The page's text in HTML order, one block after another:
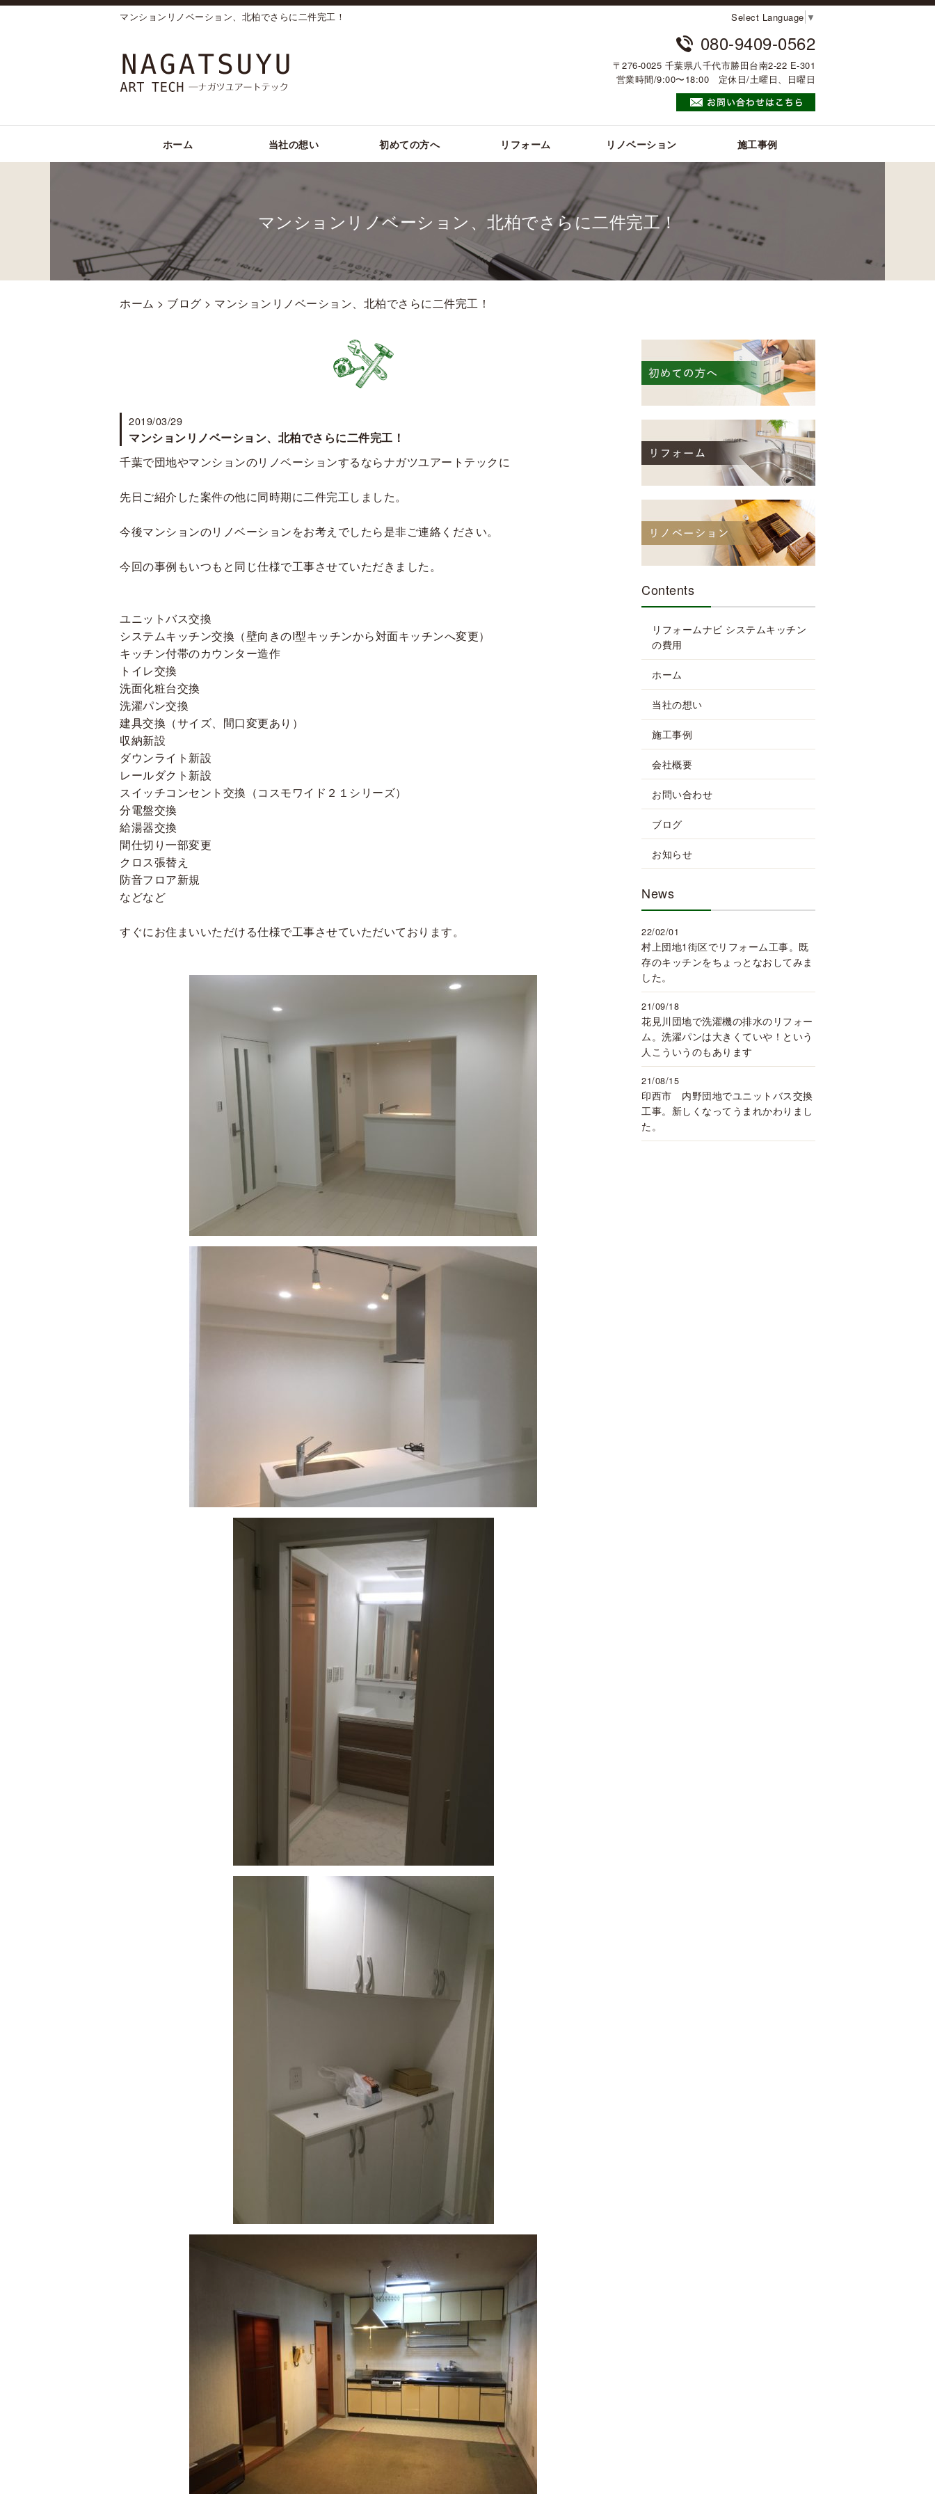
マンションリノベーション、北柏でさらに二件完工！ Select Language ▼
080-9409-0562
〒276-0025 千葉県八千代市勝田台南2-22 E-301
営業時間/9:00〜18:00 定休日/土曜日、日曜日
ホーム 当社の想い 初めての方へ リフォーム リノベーション 施工事例
マンションリノベーション、北柏でさらに二件完工！
ホーム > ブログ > マンションリノベーション、北柏でさらに二件完工！
2019/03/29
マンションリノベーション、北柏でさらに二件完工！
千葉で団地やマンションのリノベーションするならナガツユアートテックに
先日ご紹介した案件の他に同時期に二件完工しました。
今後マンションのリノベーションをお考えでしたら是非ご連絡ください。
今回の事例もいつもと同じ仕様で工事させていただきました。
ユニットバス交換
システムキッチン交換（壁向きのI型キッチンから対面キッチンへ変更）
キッチン付帯のカウンター造作
トイレ交換
洗面化粧台交換
洗濯パン交換
建具交換（サイズ、間口変更あり）
収納新設
ダウンライト新設
レールダクト新設
スイッチコンセント交換（コスモワイド２１シリーズ）
分電盤交換
給湯器交換
間仕切り一部変更
クロス張替え
防音フロア新規
などなど
すぐにお住まいいただける仕様で工事させていただいております。
Contents
リフォームナビ システムキッチン
の費用
ホーム
当社の想い
施工事例
会社概要
お問い合わせ
ブログ
お知らせ
News
22/02/01
村上団地1街区でリフォーム工事。既
存のキッチンをちょっとなおしてみま
した。
21/09/18
花見川団地で洗濯機の排水のリフォー
ム。洗濯パンは大きくていや！という
人こういうのもあります
21/08/15
印西市 内野団地でユニットバス交換
工事。新しくなってうまれかわりまし
た。